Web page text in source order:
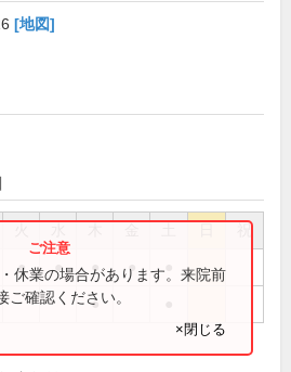
[地図]
祝
● ● ● ●
●
休業の場合があります。来院前
ご確認ください。
×閉じる